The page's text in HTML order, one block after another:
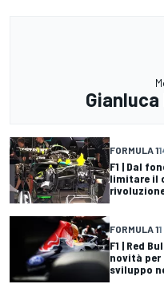
FORMULA 1
F1 | Dal
limitare il
FORMULA 1
F1 | Red
novità per
sviluppo